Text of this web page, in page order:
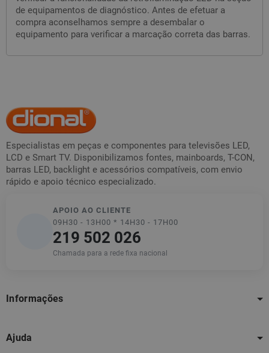
de equipamentos de diagnóstico. Antes de efetuar a
compra aconselhamos sempre a desembalar o
equipamento para verificar a marcação correta das barras.
Especialistas em peças e componentes para televisões LED,
LCD e Smart TV. Disponibilizamos fontes, mainboards, T-CON,
barras LED, backlight e acessórios compatíveis, com envio
rápido e apoio técnico especializado.
APOIO AO CLIENTE
09H30 - 13H00 * 14H30 - 17H00
219 502 026
Chamada para a rede fixa nacional
Informações
Ajuda